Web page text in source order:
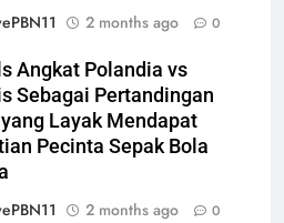
2 months ago 0
Angkat Polandia vs
Sebagai Pertandingan
yang Layak Mendapat
Pecinta Sepak Bola
2 months ago 0